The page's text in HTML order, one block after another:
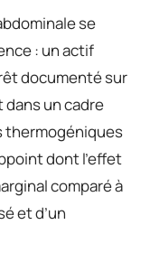
se
: un actif
documenté sur
un cadre
thermogéniques
dont l’effet
comparé à
et d’un